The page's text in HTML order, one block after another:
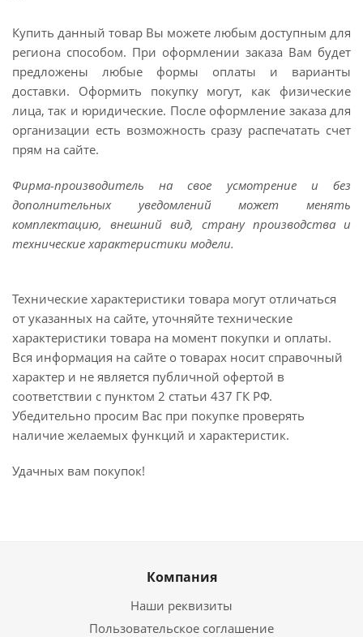
Купить данный товар Вы можете любым доступным для
региона способом. При оформлении заказа Вам будет
предложены любые формы оплаты и варианты
доставки. Оформить покупку могут, как физические
лица, так и юридические. После оформление заказа для
организации есть возможность сразу распечатать счет
прям на сайте.
Фирма-производитель на свое усмотрение и без
дополнительных уведомлений может менять
комплектацию, внешний вид, страну производства и
технические характеристики модели.
Технические характеристики товара могут отличаться
от указанных на сайте, уточняйте технические
характеристики товара на момент покупки и оплаты.
Вся информация на сайте о товарах носит справочный
характер и не является публичной офертой в
соответствии с пунктом 2 статьи 437 ГК РФ.
Убедительно просим Вас при покупке проверять
наличие желаемых функций и характеристик.
Удачных вам покупок!
Компания
Наши реквизиты
Пользовательское соглашение